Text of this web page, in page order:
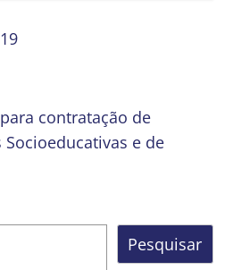
contratação de
e de
Pesquisar